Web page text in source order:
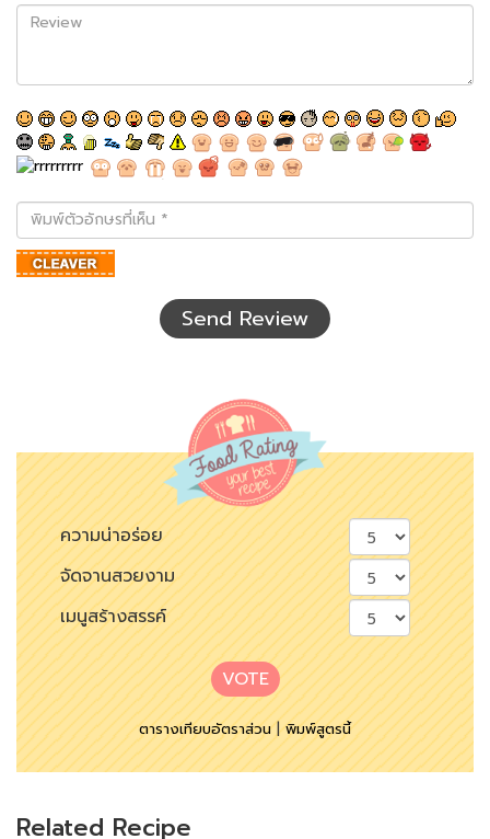
Review
พิมพ์
ตัว
อักษร
ที่
Send Review
ความน่าอร่อย
จัดจานสวยงาม
เมนูสร้างสรรค์
VOTE
ตารางเทียบอัตราส่วน|พิมพ์สูตรนี้
Related Recipe